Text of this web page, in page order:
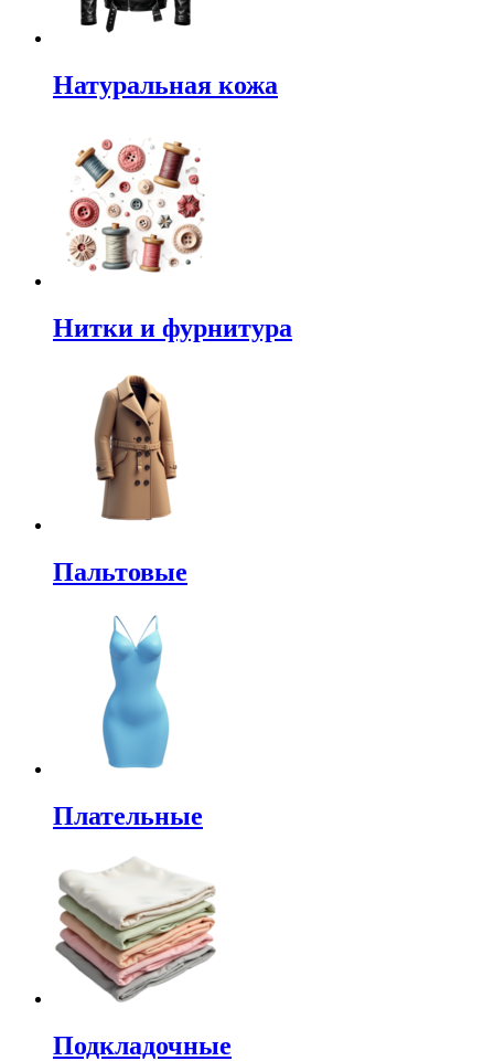
Натуральная кожа
Нитки и фурнитура
Пальтовые
Плательные
Подкладочные